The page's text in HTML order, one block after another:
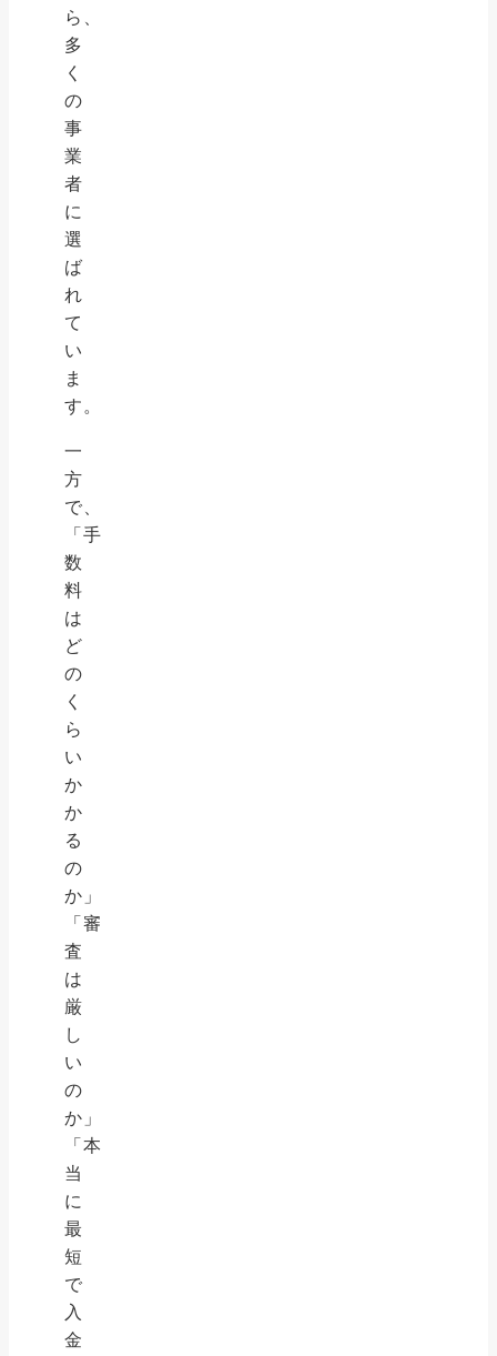
ら、
多
く
の
事
業
者
に
選
ば
れ
て
い
ま
す。
一
方
で、
「手
数
料
は
ど
の
く
ら
い
か
か
る
の
か」
「審
査
は
厳
し
い
の
か」
「本
当
に
最
短
で
入
金